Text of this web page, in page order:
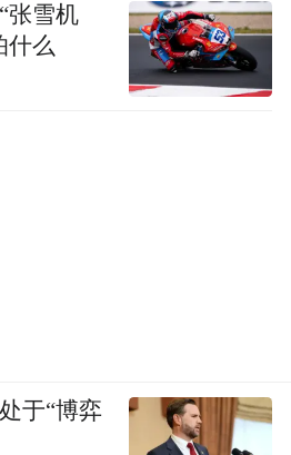
张雪机
什么
于“博弈